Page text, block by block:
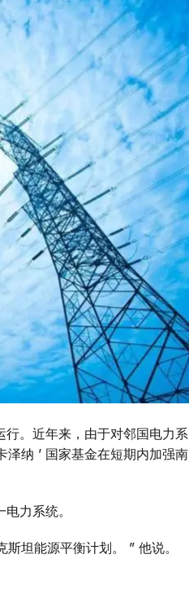
。近年来，由于对邻国电力系
泽纳 ’ 国家基金在短期内加强南
力系统。
坦能源平衡计划。 ” 他说。